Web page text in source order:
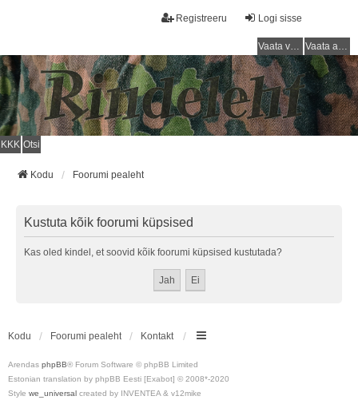
Logi sisse
Registreeru
Vaata vastamata teemasi Vaata aktiivseid teemasid
KKK Otsi
Kodu Foorumi pealeht
Kustuta kõik foorumi küpsised
Kas oled kindel, et soovid kõik foorumi küpsised kustutada?
Kodu Foorumi pealeht Kontakt
Arendas phpBB® Forum Software © phpBB Limited
Estonian translation by phpBB Eesti [Exabot] © 2008*-2020
Style we_universal created by INVENTEA & v12mike